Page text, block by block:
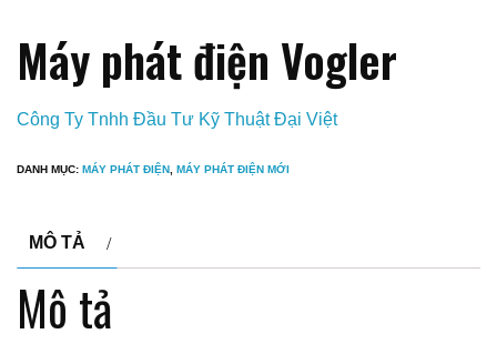
Máy phát điện Vogler
Công Ty Tnhh Đầu Tư Kỹ Thuật Đại Việt
DANH MỤC: MÁY PHÁT ĐIỆN, MÁY PHÁT ĐIỆN MỚI
MÔ TẢ
Mô tả